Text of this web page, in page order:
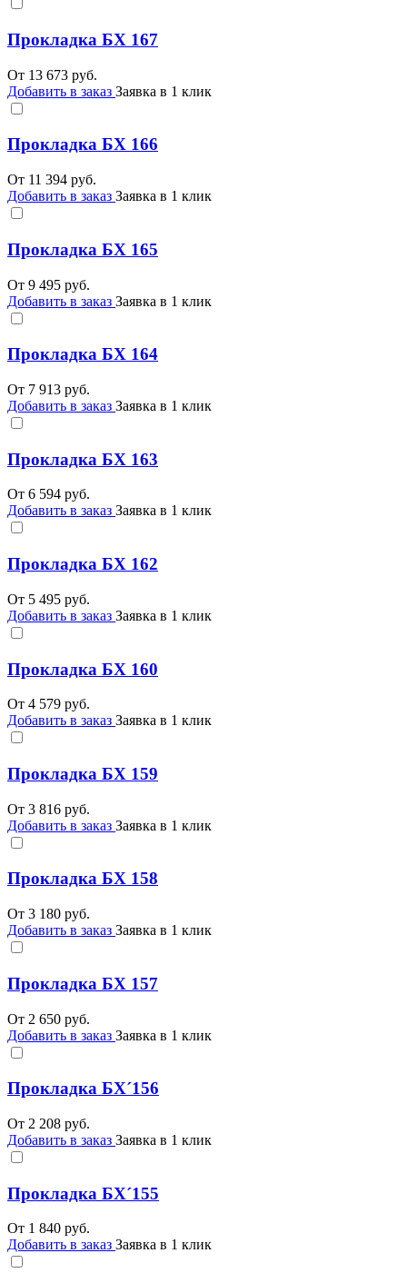
Прокладка БХ 167
От 13 673 руб.
Добавить в заказ Заявка в 1 клик
Прокладка БХ 166
От 11 394 руб.
Добавить в заказ Заявка в 1 клик
Прокладка БХ 165
От 9 495 руб.
Добавить в заказ Заявка в 1 клик
Прокладка БХ 164
От 7 913 руб.
Добавить в заказ Заявка в 1 клик
Прокладка БХ 163
От 6 594 руб.
Добавить в заказ Заявка в 1 клик
Прокладка БХ 162
От 5 495 руб.
Добавить в заказ Заявка в 1 клик
Прокладка БХ 160
От 4 579 руб.
Добавить в заказ Заявка в 1 клик
Прокладка БХ 159
От 3 816 руб.
Добавить в заказ Заявка в 1 клик
Прокладка БХ 158
От 3 180 руб.
Добавить в заказ Заявка в 1 клик
Прокладка БХ 157
От 2 650 руб.
Добавить в заказ Заявка в 1 клик
Прокладка БХ´156
От 2 208 руб.
Добавить в заказ Заявка в 1 клик
Прокладка БХ´155
От 1 840 руб.
Добавить в заказ Заявка в 1 клик